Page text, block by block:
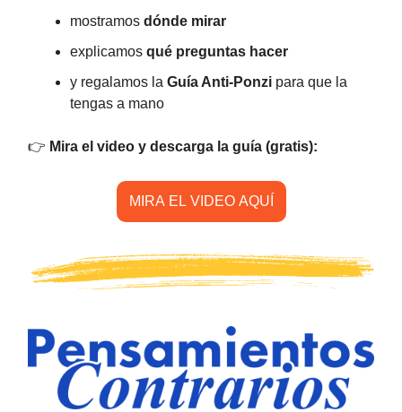
mostramos dónde mirar
explicamos qué preguntas hacer
y regalamos la Guía Anti-Ponzi para que la
tengas a mano
👉 Mira el video y descarga la guía (gratis):
MIRA EL VIDEO AQUÍ